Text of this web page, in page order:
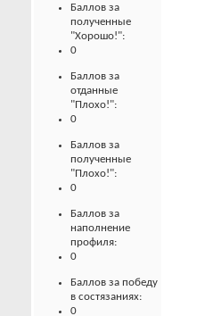
Баллов за
полученные
"Хорошо!":
0
Баллов за
отданные
"Плохо!":
0
Баллов за
полученные
"Плохо!":
0
Баллов за
наполнение
профиля:
0
Баллов за победу
в состязаниях:
0